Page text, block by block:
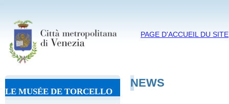
PAGE D'ACCUEIL DU SITE
LE MUSÉE DE TORCELLO
NEWS